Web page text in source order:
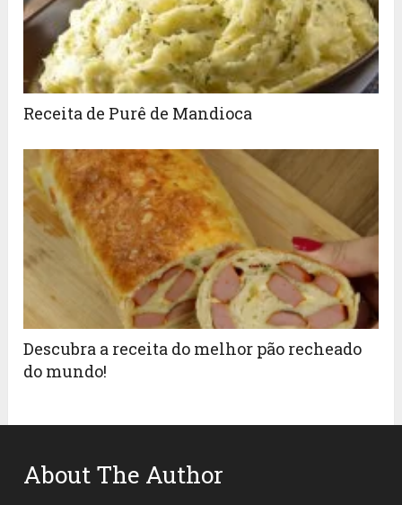
Receita de Purê de Mandioca
Descubra a receita do melhor pão recheado
do mundo!
About The Author